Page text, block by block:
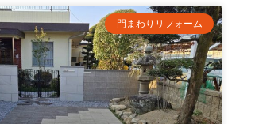
門まわりリフォーム